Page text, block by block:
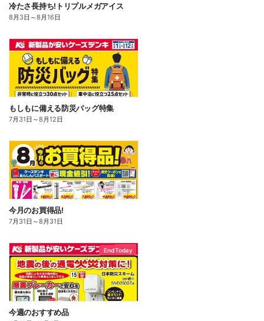
冷たさ長持ち!トリプルメガアイス
8月3日 ～8月16日
もしもに備える防災バッグ特集
7月31日 ～8月12日
今月のお買得品!
7月31日 ～8月31日
End Today
今週のおすすめ品